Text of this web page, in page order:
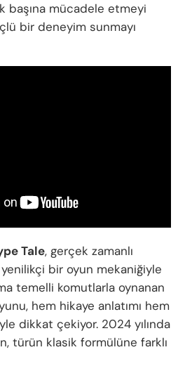
başına mücadele etmeyi
bir deneyim sunmayı
Tale, gerçek zamanlı
bir oyun mekaniğiyle
temelli komutlarla oynanan
hem hikaye anlatımı hem
dikkat çekiyor. 2024 yılında
türün klasik formülüne farklı